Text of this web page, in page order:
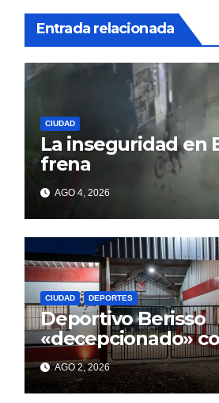
Entrada relacionada
CIUDAD
La inseguridad en
frena
AGO 4, 2026
CIUDAD DEPORTES
Deportivo Berisso
«decepcionado»
Cagliardi y sus
incumplidas
AGO 2, 2026